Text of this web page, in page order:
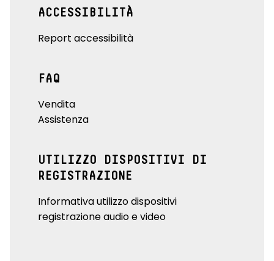
ACCESSIBILITÀ
Report accessibilità
FAQ
Vendita
Assistenza
UTILIZZO DISPOSITIVI DI
REGISTRAZIONE
Informativa utilizzo dispositivi
registrazione audio e video